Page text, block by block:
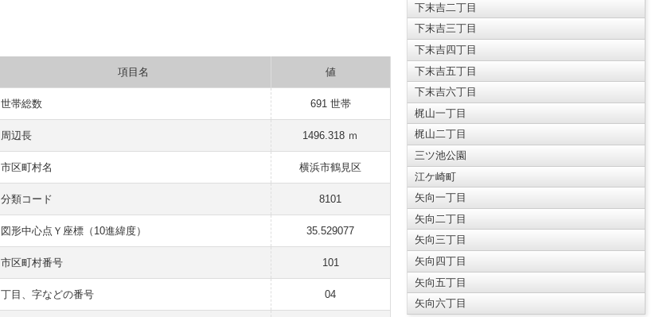
項目名 値
世帯総数 691 世帯
周辺長 1496.318 ｍ
市区町村名 横浜市鶴見区
分類コード 8101
図形中心点Ｙ座標（10進緯度） 35.529077
市区町村番号 101
丁目、字などの番号 04
下末吉二丁目
下末吉三丁目
下末吉四丁目
下末吉五丁目
下末吉六丁目
梶山一丁目
梶山二丁目
三ツ池公園
江ケ崎町
矢向一丁目
矢向二丁目
矢向三丁目
矢向四丁目
矢向五丁目
矢向六丁目